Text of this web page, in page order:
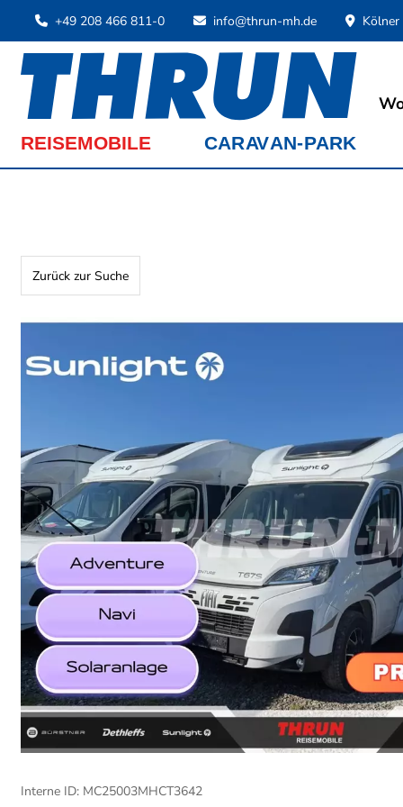
+49 208 466 811-0 info@thrun-mh.de
Zurück zur Suche
Interne ID: MC25003MHCT3642